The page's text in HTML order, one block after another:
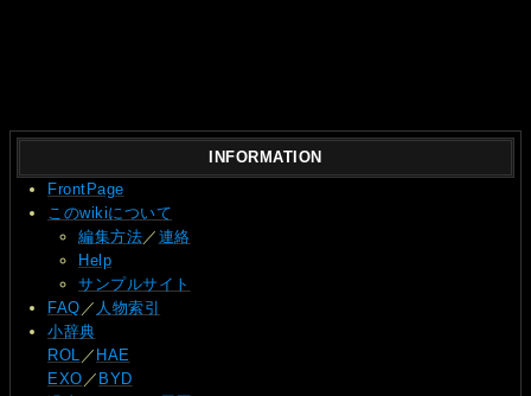
INFORMATION
FrontPage
このwikiについて
編集方法／ 連絡
Help
サンプルサイト
FAQ ／ 人物索引
小辞典
ROL ／ HAE
EXO ／ BYD